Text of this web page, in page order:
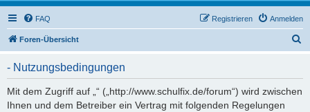
FAQ Anmelden
Registrieren
Foren-Übersicht
- Nutzungsbedingungen
Mit dem Zugriff auf „“ („http://www.schulfix.de/forum“) wird zwischen
Ihnen und dem Betreiber ein Vertrag mit folgenden Regelungen